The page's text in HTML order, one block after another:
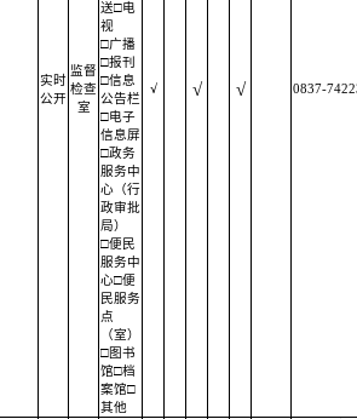
实时
公开
监督
检查
室
送□电
视
□广播
□报刊
□信息
公告栏
□电子
信息屏
□政务
服务中
心（行
政审批
局）
□便民
服务中
心□便
民服务
点
（室）
□图书
馆□档
案馆□
其他
√ √ √ 0837-